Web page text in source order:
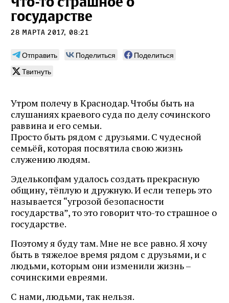
государстве
28 марта 2017, 08:21
Отправить Поделиться
Поделиться
Твитнуть
Утром полечу в Краснодар. Чтобы быть на
слушаниях краевого суда по делу сочинского
раввина и его семьи.
Просто быть рядом с друзьями. С чудесной
семьёй, которая посвятила свою жизнь
служению людям.
Эделькопфам удалось создать прекрасную
общину, тёплую и дружную. И если теперь это
называется “угрозой безопасности
государства”, то это говорит что-то страшное о
государстве.
Поэтому я буду там. Мне не все равно. Я хочу
быть в тяжелое время рядом с друзьями, и с
людьми, которым они изменили жизнь –
сочинскими евреями.
С нами, людьми, так нельзя.